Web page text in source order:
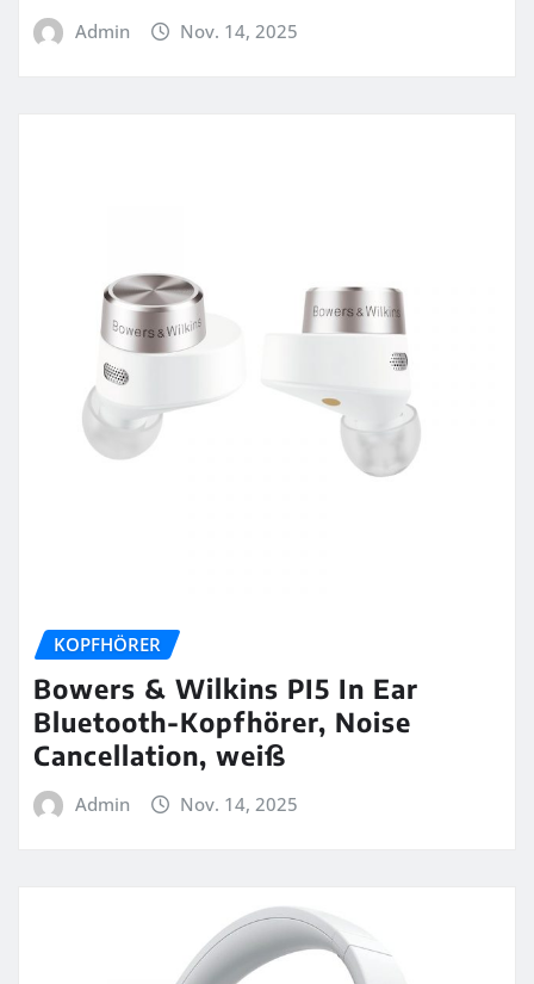
Admin Nov. 14, 2025
KOPFHÖRER
Bowers & Wilkins PI5 In Ear
Bluetooth-Kopfhörer, Noise
Cancellation, weiß
Admin Nov. 14, 2025